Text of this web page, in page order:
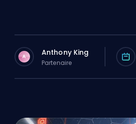
A Anthony King
Partenaire